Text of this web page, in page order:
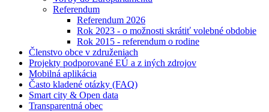
Referendum
Referendum 2026
Rok 2023 - o možnosti skrátiť volebné obdobie
Rok 2015 - referendum o rodine
Členstvo obce v združeniach
Projekty podporované EÚ a z iných zdrojov
Mobilná aplikácia
Často kladené otázky (FAQ)
Smart city & Open data
Transparentná obec